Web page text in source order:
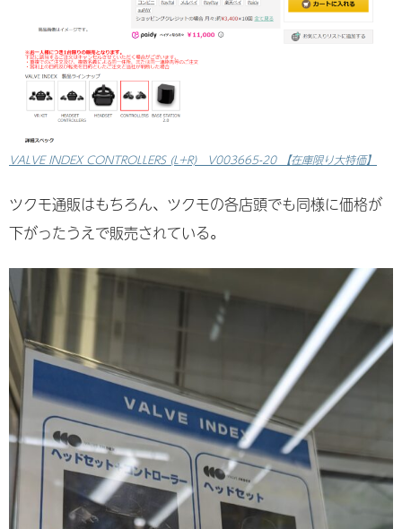
VALVE INDEX CONTROLLERS (L+R) V003665-20 【在庫限り大特価】
ツクモ通販はもちろん、ツクモの各店頭でも同様に価格が
下がったうえで販売されている。